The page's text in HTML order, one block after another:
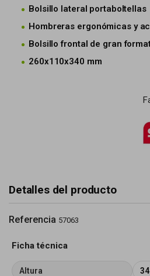
Bolsillo lateral portaboltellas
Hombreras ergonómicas y
Bolsillo frontal de gran
260x110x340 mm
Detalles del producto
Referencia 57063
Ficha técnica
Altura